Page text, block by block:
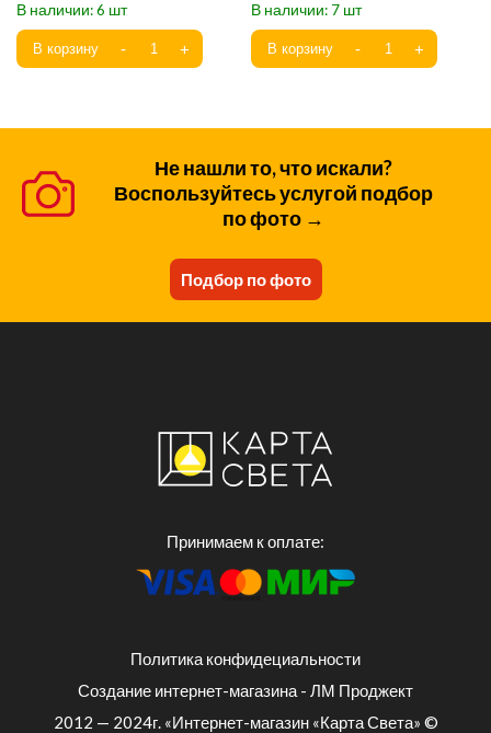
6
7
Не нашли то, что искали?
Воспользуйтесь услугой подбор
по фото →
Подбор по фото
Принимаем к оплате:
Политика конфидециальности
Создание интернет-магазина - ЛМ Проджект
2012 — 2024г. «Интернет-магазин «Карта Света» ©